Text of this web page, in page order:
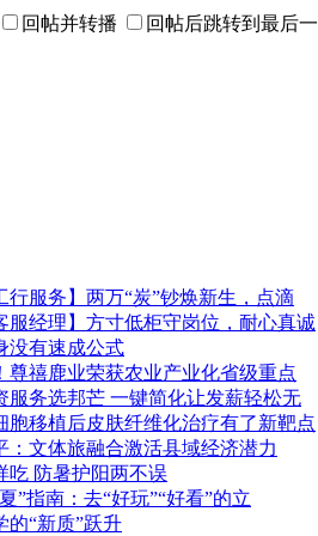
回帖并转播 回帖后跳转到最后
行服务】两万“炭”钞焕新生，点滴
服经理】方寸低柜守岗位，耐心真诚
没有速成公式
尊禧鹿业荣获农业产业化省级重点
服务选邦芒 一键简化让发薪轻松无
胞移植后皮肤纤维化治疗有了新靶点
：文体旅融合激活县域经济潜力
吃 防暑护阳两不误
”指南：去“好玩”“好看”的立
的“新质”跃升